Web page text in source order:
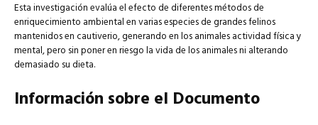
Esta investigación evalúa el efecto de diferentes métodos de
enriquecimiento ambiental en varias especies de grandes felinos
mantenidos en cautiverio, generando en los animales actividad física y
mental, pero sin poner en riesgo la vida de los animales ni alterando
demasiado su dieta.
Información sobre el Documento